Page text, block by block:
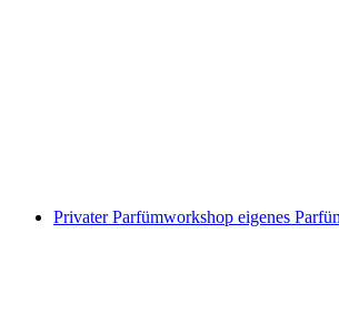
Privater Parfümworkshop eigenes